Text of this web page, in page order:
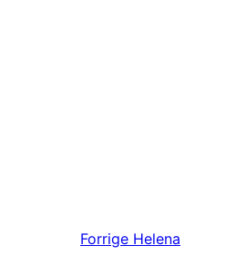
Forrige Helena